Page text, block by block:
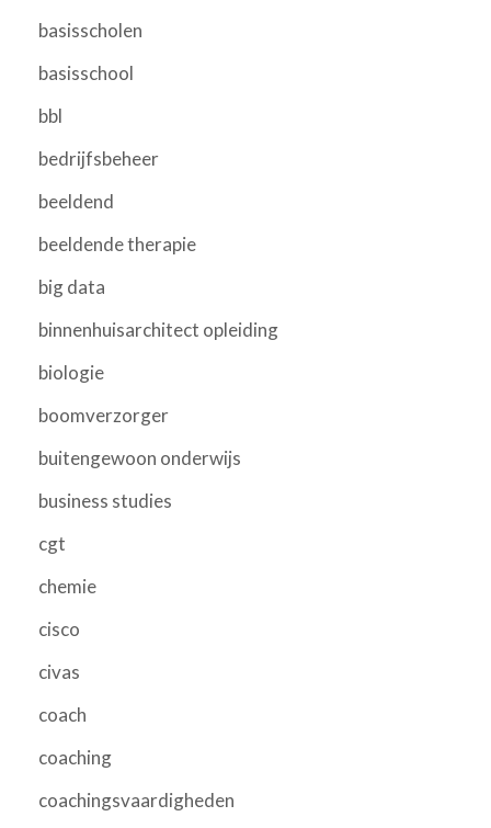
basisscholen
basisschool
bbl
bedrijfsbeheer
beeldend
beeldende therapie
big data
binnenhuisarchitect opleiding
biologie
boomverzorger
buitengewoon onderwijs
business studies
cgt
chemie
cisco
civas
coach
coaching
coachingsvaardigheden